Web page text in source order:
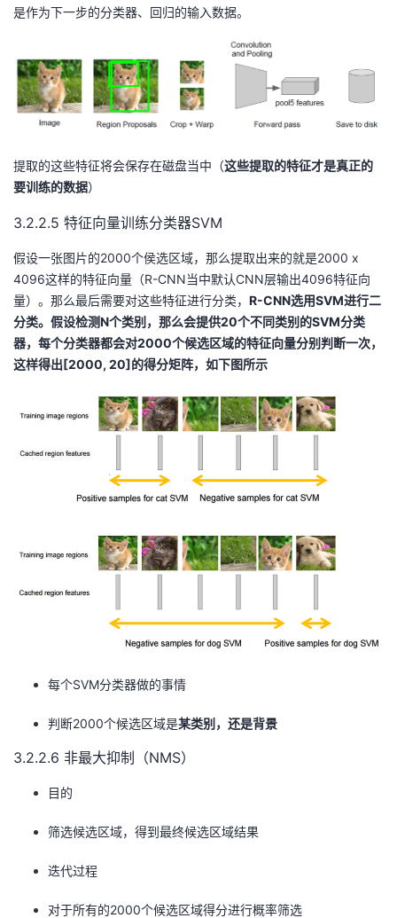
是作为下一步的分类器、回归的输入数据。
提取的这些特征将会保存在磁盘当中（这些提取的特征才是真正的
要训练的数据）
3.2.2.5 特征向量训练分类器SVM
假设一张图片的2000个侯选区域，那么提取出来的就是2000 x
4096这样的特征向量（R-CNN当中默认CNN层输出4096特征向
量）。那么最后需要对这些特征进行分类， R-CNN选用SVM进行二
分类。假设检测N个类别，那么会提供20个不同类别的SVM分类
器，每个分类器都会对2000个候选区域的特征向量分别判断一次，
这样得出[2000, 20]的得分矩阵，如下图所示
每个SVM分类器做的事情
判断2000个候选区域是某类别，还是背景
3.2.2.6 非最大抑制（NMS）
目的
筛选候选区域，得到最终候选区域结果
迭代过程
对于所有的2000个候选区域得分进行概率筛选